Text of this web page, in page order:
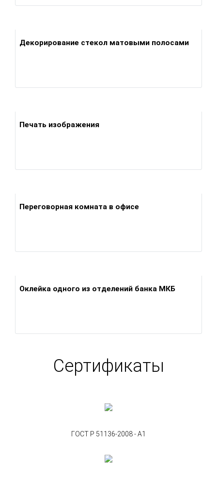
Декорирование стекол матовыми полосами
Печать изображения
Переговорная комната в офисе
Оклейка одного из отделений банка МКБ
Сертификаты
ГОСТ Р 51136-2008 - А1